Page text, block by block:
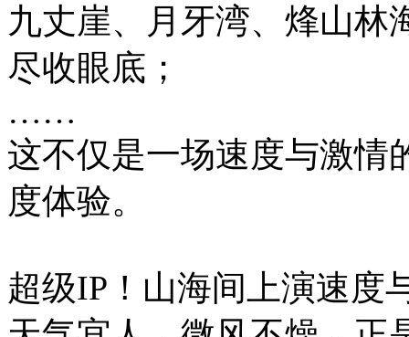
九丈崖、月牙湾、烽山
尽收眼底；
……
这不仅是一场速度与激情
度体验。
超级IP！山海间上演速度